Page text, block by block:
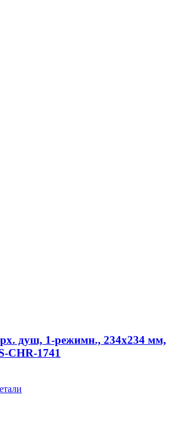
душ, 1-режимн., 234х234 мм,
CHR-1741